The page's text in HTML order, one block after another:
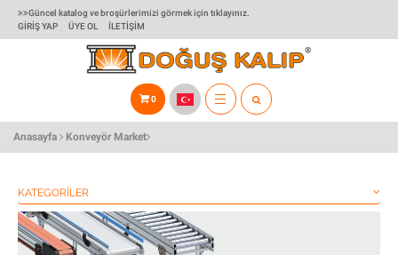
Güncel katalog ve broşürlerimizi görmek için tıklayınız.
GIRIŞ YAP
ÜYE OL İLETIŞIM
0
TOGGLE
Anasayfa Konveyör Market
KATEGORILER